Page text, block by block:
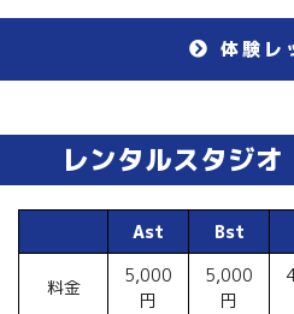
体験レ
レンタルスタジオ
Ast Bst
料金
5,000
円
5,000
円